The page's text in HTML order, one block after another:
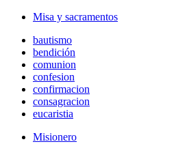
Misa y sacramentos
bautismo
bendición
comunion
confesion
confirmacion
consagracion
eucaristia
Misionero